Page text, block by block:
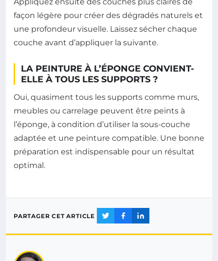
façon légère pour créer des dégradés naturels et
une profondeur visuelle. Laissez sécher chaque
couche avant d’appliquer la suivante.
LA PEINTURE À L’ÉPONGE CONVIENT-
ELLE À TOUS LES SUPPORTS ?
Oui, quasiment tous les supports comme murs,
meubles ou carrelage peuvent être peints à
l’éponge, à condition d’utiliser la sous-couche
adaptée et une peinture compatible. Une bonne
préparation est indispensable pour un résultat
optimal.
PARTAGER CET ARTICLE